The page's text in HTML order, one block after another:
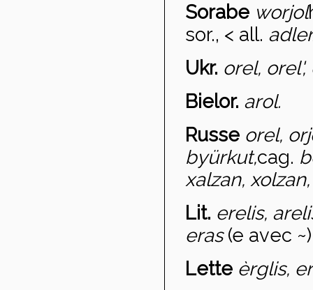
Sorabe worjol
sor., < all.
Ukr. orel, orel',
Bielor. arol.
Russe orel,
byürkut,cag.
xalzan,
Lit. erelis,
eras(e avec
Lette èrglis,